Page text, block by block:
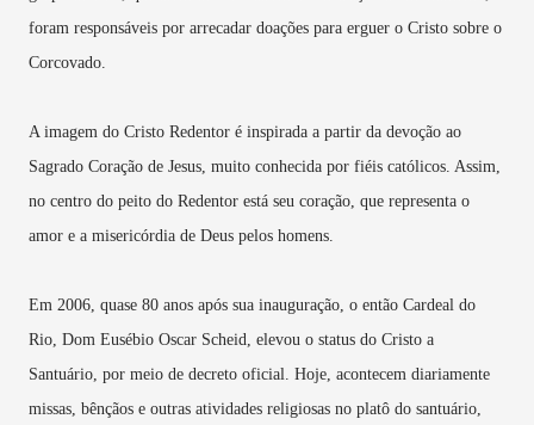
foram responsáveis por arrecadar doações para erguer o Cristo sobre o
Corcovado.
A imagem do Cristo Redentor é inspirada a partir da devoção ao
Sagrado Coração de Jesus, muito conhecida por fiéis católicos. Assim,
no centro do peito do Redentor está seu coração, que representa o
amor e a misericórdia de Deus pelos homens.
Em 2006, quase 80 anos após sua inauguração, o então Cardeal do
Rio, Dom Eusébio Oscar Scheid, elevou o status do Cristo a
Santuário, por meio de decreto oficial. Hoje, acontecem diariamente
missas, bênçãos e outras atividades religiosas no platô do santuário,